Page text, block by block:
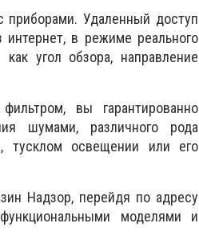
приборами. Удаленный доступ
интернет, в режиме реального
угол обзора, направление
вы гарантированно
шумами, различного рода
тусклом освещении или его
Надзор, перейдя по адресу
моделями и